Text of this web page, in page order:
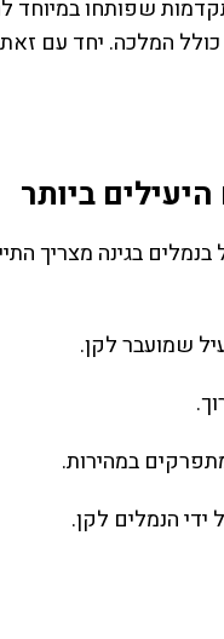
שפותחו
המלכה. יחד עם
ביותר
בנמלים בגינה מצריך
שמועבר לקן.
במהירות.
הנמלים לקן.